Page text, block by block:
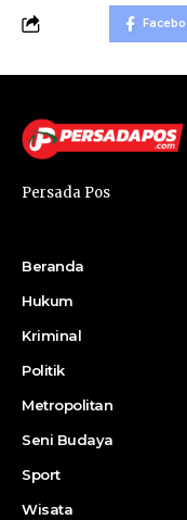
Persada Pos
Beranda
Hukum
Kriminal
Politik
Metropolitan
Seni Budaya
Sport
Wisata